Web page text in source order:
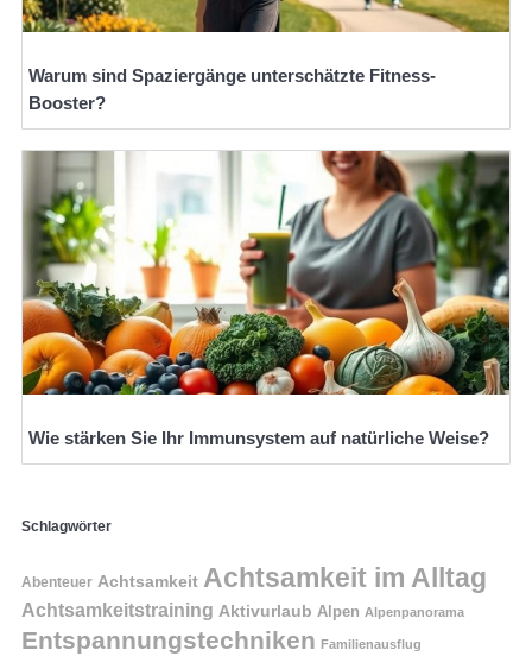
Warum sind Spaziergänge unterschätzte Fitness-
Booster?
Wie stärken Sie Ihr Immunsystem auf natürliche Weise?
Schlagwörter
Abenteuer Achtsamkeit Achtsamkeit im Alltag
Achtsamkeitstraining Aktivurlaub Alpen Alpenpanorama
Entspannungstechniken Familienausflug